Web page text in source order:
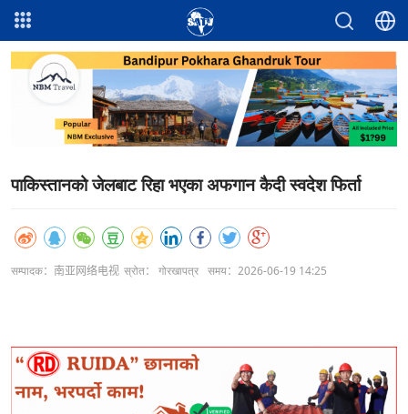
पाकिस्तानको जेलबाट रिहा भएका अफगान कैदी स्वदेश फिर्ता
सम्पादक：南亚网络电视 स्रोत： गोरखापत्र समय：2026-06-19 14:25